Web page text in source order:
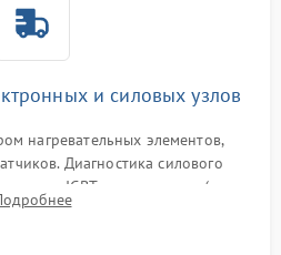
и силовых узлов
нагревательных элементов,
Диагностика силового
и IGBT-транзисторов (для
и газ-контроля (для газовых